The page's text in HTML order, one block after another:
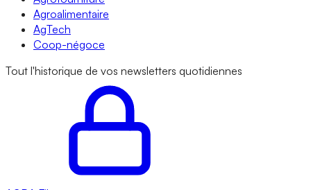
Agroalimentaire
AgTech
Coop-négoce
Tout l'historique de vos newsletters quotidiennes